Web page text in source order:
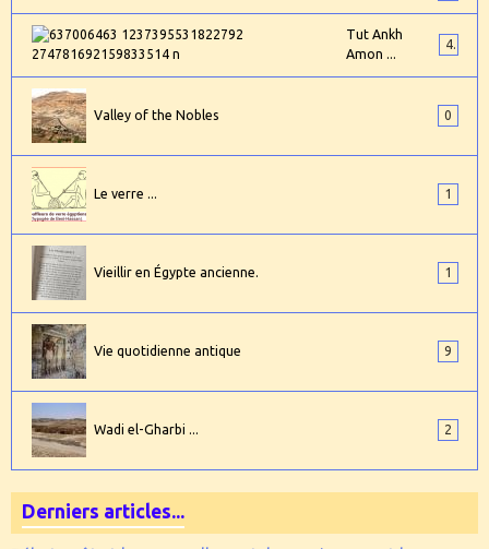
Tut Ankh
Amon ...
4
Valley of the Nobles 0
Le verre ... 1
Vieillir en Égypte ancienne. 1
Vie quotidienne antique 9
Wadi el-Gharbi ... 2
Derniers articles...